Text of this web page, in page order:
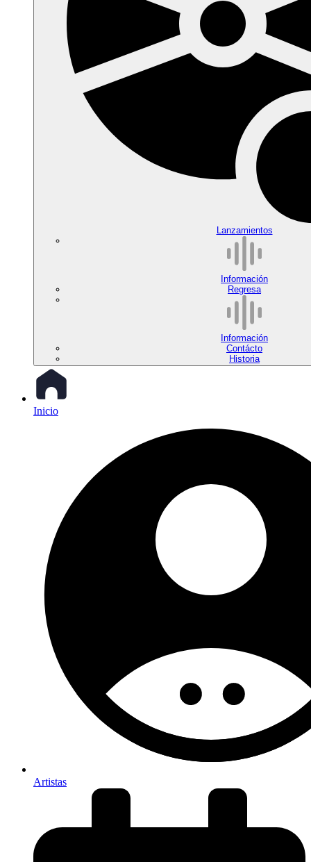
Lanzamientos
Información
Regresa
Información
Contácto
Historia
Inicio
Artistas